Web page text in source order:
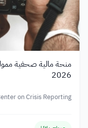
منحة مالية صحفية
2026
on Crisis Reporting